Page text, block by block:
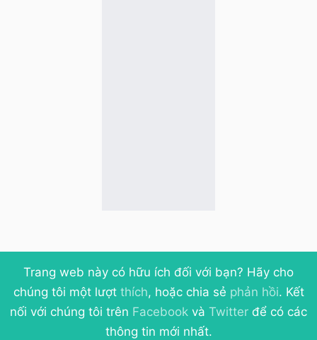
Trang web này có hữu ích đối với bạn? Hãy cho
chúng tôi một lượt thích, hoặc chia sẻ phản hồi. Kết
nối với chúng tôi trên Facebook và Twitter để có các
thông tin mới nhất.